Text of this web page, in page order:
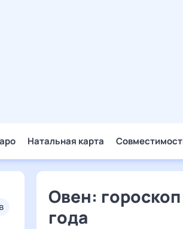
Натальная карта
Овен:
года